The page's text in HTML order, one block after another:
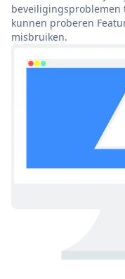
beveiligingsproblemen
kunnen proberen
misbruiken.